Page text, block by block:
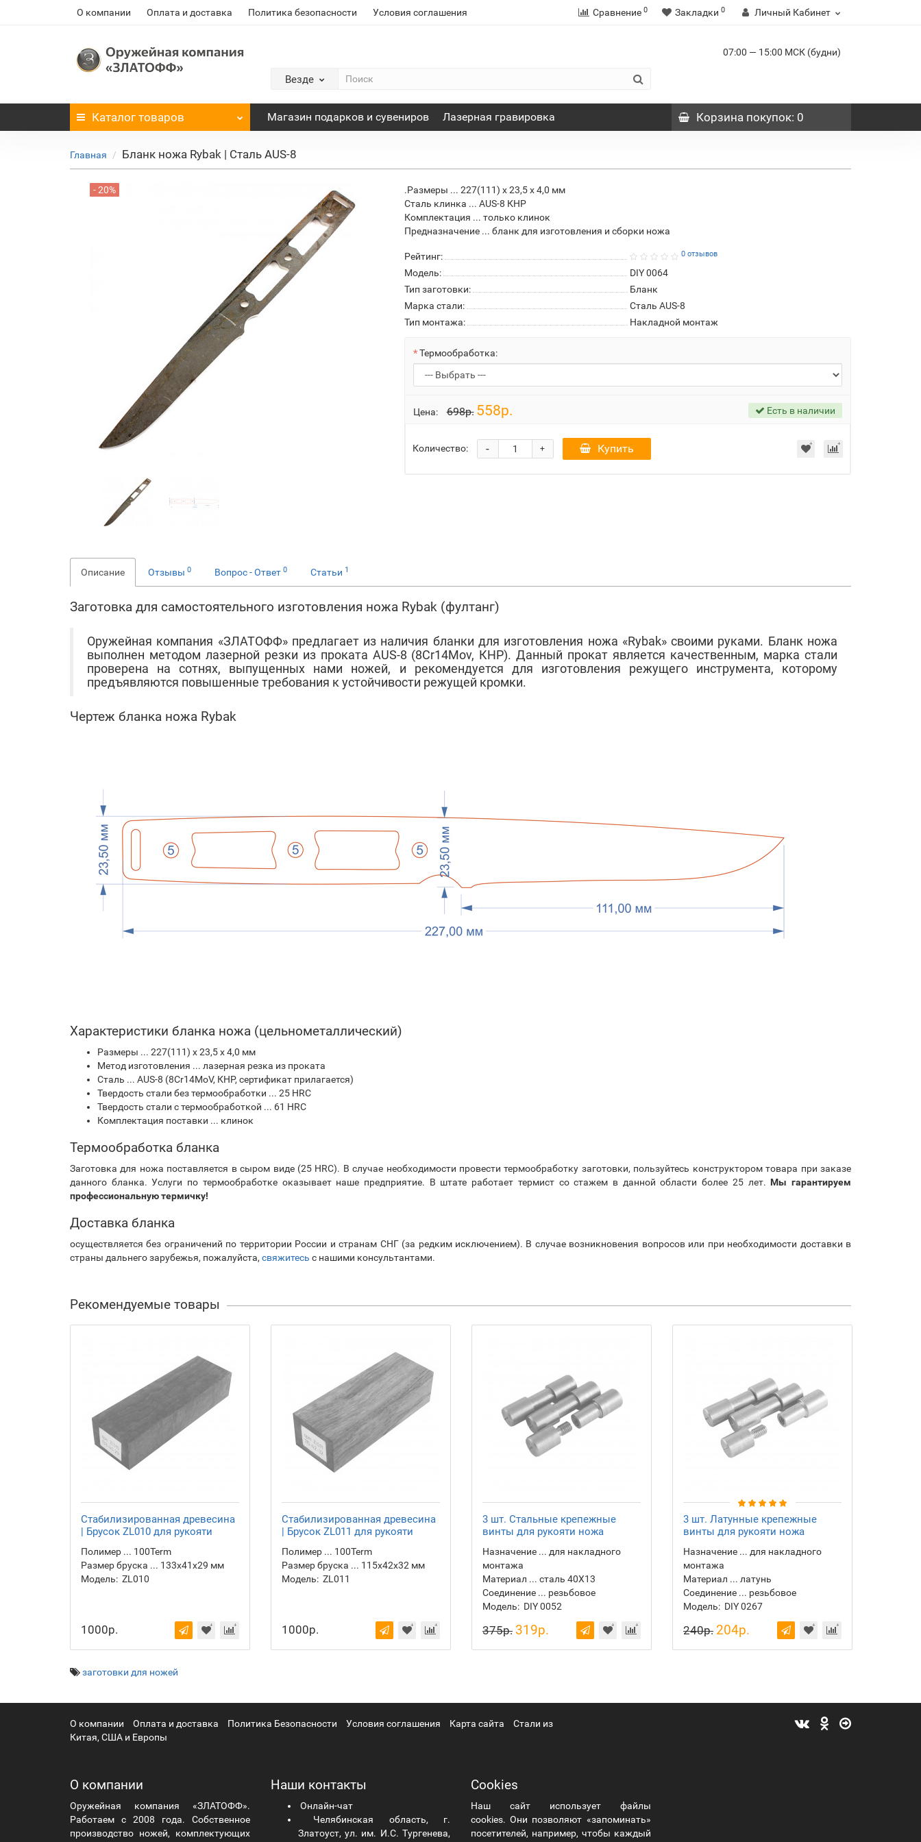
О компании Оплата и доставка Политика безопасности Условия соглашения Сравнение 0 Закладки 0 Личный Кабинет
Везде
07:00 — 15:00 МСК (будни)
Каталог товаров Магазин подарков и сувениров Лазерная гравировка Корзинапокупок: 0
Главная Бланк ножа Rybak | Сталь AUS-8
- 20%
.Размеры ... 227(111) х 23,5 х 4,0 мм
Сталь клинка ... AUS-8 КНР
Комплектация ... только клинок
Предназначение ... бланк для изготовления и сборки ножа
Рейтинг: 0 отзывов
Модель:
DIY 0064
Тип заготовки:
Бланк
Марка стали:
Сталь AUS-8
Тип монтажа:
Накладной монтаж
Термообработка:
Цена: 698р. 558р. Есть в наличии
Количество: +
- Купить
Описание Отзывы 0 Вопрос - Ответ 0 Статьи 1
Заготовка для самостоятельного изготовления ножа Rybak (фултанг)
Оружейная компания «ЗЛАТОФФ» предлагает из наличия бланки для изготовления ножа «Rybak» своими руками. Бланк ножа
выполнен методом лазерной резки из проката AUS-8 (8Cr14Mov, КНР). Данный прокат является качественным, марка стали
проверена на сотнях, выпущенных нами ножей, и рекомендуется для изготовления режущего инструмента, которому
предъявляются повышенные требования к устойчивости режущей кромки.
Чертеж бланка ножа Rybak
Характеристики бланка ножа (цельнометаллический)
Размеры ... 227(111) х 23,5 х 4,0 мм
Метод изготовления ... лазерная резка из проката
Сталь ... AUS-8 (8Cr14MoV, КНР, сертификат прилагается)
Твердость стали без термообработки ... 25 HRC
Твердость стали с термообработкой ... 61 HRC
Комплектация поставки ... клинок
Термообработка бланка
Заготовка для ножа поставляется в сыром виде (25 HRC). В случае необходимости провести термообработку заготовки, пользуйтесь конструктором товара при заказе
данного бланка. Услуги по термообработке оказывает наше предприятие. В штате работает термист со стажем в данной области более 25 лет. Мы гарантируем
профессиональную термичку!
Доставка бланка
осуществляется без ограничений по территории России и странам СНГ (за редким исключением). В случае возникновения вопросов или при необходимости доставки в
страны дальнего зарубежья, пожалуйста, свяжитесь с нашими консультантами.
Рекомендуемые товары
Стабилизированная древесина
| Брусок ZL010 для рукояти
Полимер ... 100Term
Размер бруска ... 133х41х29 мм
Модель: ZL010
1000р.
Стабилизированная древесина
| Брусок ZL011 для рукояти
Полимер ... 100Term
Размер бруска ... 115х42х32 мм
Модель: ZL011
1000р.
3 шт. Стальные крепежные
винты для рукояти ножа
Назначение ... для накладного
монтажа
Материал ... сталь 40Х13
Соединение ... резьбовое
Модель: DIY 0052
375р. 319р.
3 шт. Латунные крепежные
винты для рукояти ножа
Назначение ... для накладного
монтажа
Материал ... латунь
Соединение ... резьбовое
Модель: DIY 0267
240р. 204р.
заготовки для ножей
О компании Оплата и доставка Политика Безопасности Условия соглашения Карта сайта
Стали из
Китая, США и Европы
О компании
Оружейная компания «ЗЛАТОФФ».
Работаем с 2008 года. Собственное
производство ножей, комплектующих
Наши контакты
Онлайн-чат
Челябинская область, г.
Златоуст, ул. им. И.С. Тургенева,
Cookies
Наш сайт использует файлы
cookies. Они позволяют «запоминать»
посетителей, например, чтобы каждый